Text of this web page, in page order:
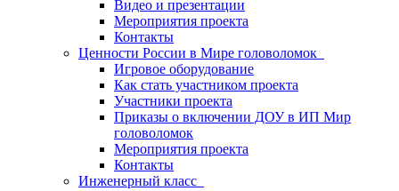
Видео и презентации
Мероприятия проекта
Контакты
Ценности России в Мире головоломок
Игровое оборудование
Как стать участником проекта
Участники проекта
Приказы о включении ДОУ в ИП Мир
головоломок
Мероприятия проекта
Контакты
Инженерный класс